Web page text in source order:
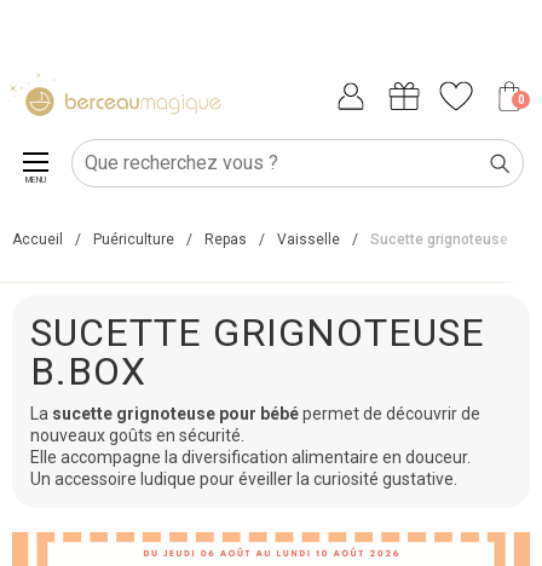
0
MENU
Accueil / Puériculture / Repas / Vaisselle / Sucette grignoteuse
SUCETTE GRIGNOTEUSE
B.BOX
La sucette grignoteuse pour bébépermet de découvrir de
nouveaux goûts en sécurité.
Elle accompagne la diversification alimentaire en douceur.
Un accessoire ludique pour éveiller la curiosité gustative.